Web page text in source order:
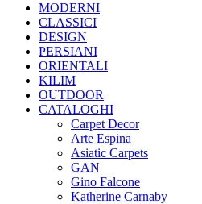
MODERNI
CLASSICI
DESIGN
PERSIANI
ORIENTALI
KILIM
OUTDOOR
CATALOGHI
Carpet Decor
Arte Espina
Asiatic Carpets
GAN
Gino Falcone
Katherine Carnaby